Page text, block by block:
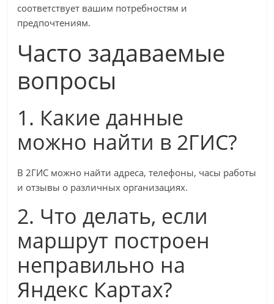
соответствует вашим потребностям и
предпочтениям.
Часто задаваемые
вопросы
1. Какие данные
можно найти в 2ГИС?
В 2ГИС можно найти адреса, телефоны, часы работы
и отзывы о различных организациях.
2. Что делать, если
маршрут построен
неправильно на
Яндекс Картах?